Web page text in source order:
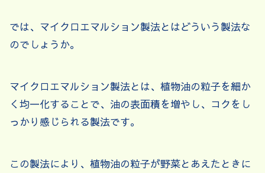
では、マイクロエマルション製法とはどういう製法な
のでしょうか。
マイクロエマルション製法とは、植物油の粒子を細か
く均一化することで、油の表面積を増やし、コクをし
っかり感じられる製法です。
この製法により、植物油の粒子が野菜とあえたときに